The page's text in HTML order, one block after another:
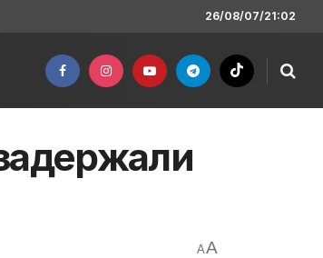
26/08/07/21:02
AA